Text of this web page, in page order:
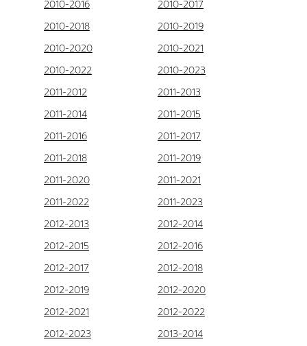
2010-2016
2010-2017
2010-2018
2010-2019
2010-2020
2010-2021
2010-2022
2010-2023
2011-2012
2011-2013
2011-2014
2011-2015
2011-2016
2011-2017
2011-2018
2011-2019
2011-2020
2011-2021
2011-2022
2011-2023
2012-2013
2012-2014
2012-2015
2012-2016
2012-2017
2012-2018
2012-2019
2012-2020
2012-2021
2012-2022
2012-2023
2013-2014